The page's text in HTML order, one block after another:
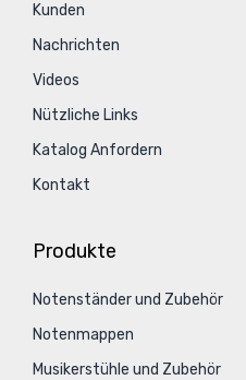
Kunden
Nachrichten
Videos
Nützliche Links
Katalog Anfordern
Kontakt
Produkte
Notenständer und Zubehör
Notenmappen
Musikerstühle und Zubehör